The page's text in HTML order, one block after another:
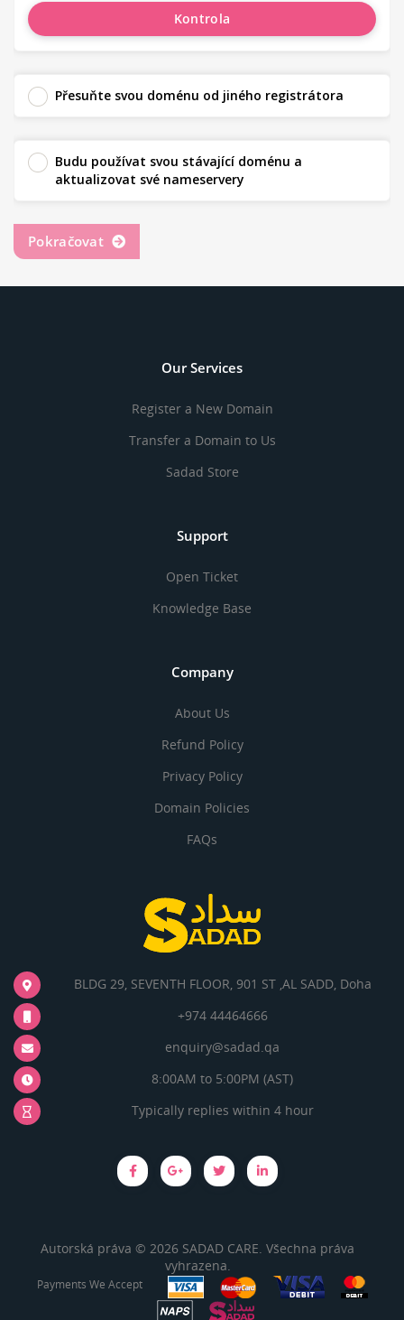
Kontrola
Přesuňte svou doménu od jiného registrátora
Budu používat svou stávající doménu a
aktualizovat své nameservery
Our Services
Register a New Domain
Transfer a Domain to Us
Sadad Store
Support
Open Ticket
Knowledge Base
Company
About Us
Refund Policy
Privacy Policy
Domain Policies
FAQs
BLDG 29, SEVENTH FLOOR, 901 ST ,AL SADD, Doha
+974 44464666
enquiry@sadad.qa
8:00AM to 5:00PM (AST)
Typically replies within 4 hour
Autorská práva © 2026 SADAD CARE. Všechna práva
vyhrazena.
Payments We Accept